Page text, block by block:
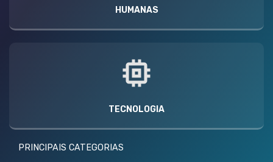
HUMANAS
TECNOLOGIA
PRINCIPAIS CATEGORIAS